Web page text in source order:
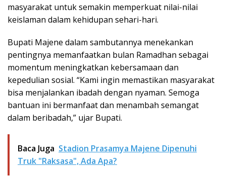
masyarakat untuk semakin memperkuat nilai-nilai
keislaman dalam kehidupan sehari-hari.
Bupati Majene dalam sambutannya menekankan
pentingnya memanfaatkan bulan Ramadhan sebagai
momentum meningkatkan kebersamaan dan
kepedulian sosial. “Kami ingin memastikan masyarakat
bisa menjalankan ibadah dengan nyaman. Semoga
bantuan ini bermanfaat dan menambah semangat
dalam beribadah,” ujar Bupati.
Baca Juga Stadion Prasamya Majene Dipenuhi
Truk "Raksasa", Ada Apa?